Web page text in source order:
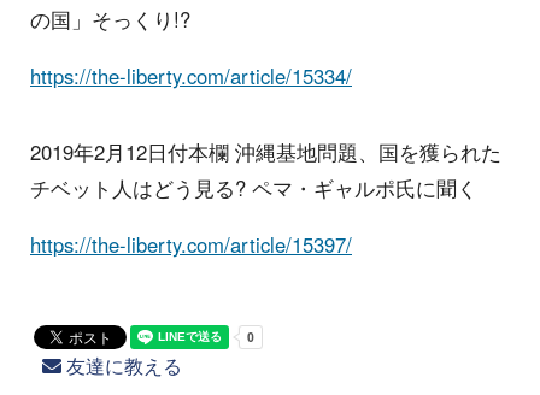
の国」そっくり!?
https://the-liberty.com/article/15334/
2019年2月12日付本欄 沖縄基地問題、国を獲られた
チベット人はどう見る? ペマ・ギャルポ氏に聞く
https://the-liberty.com/article/15397/
友達に教える